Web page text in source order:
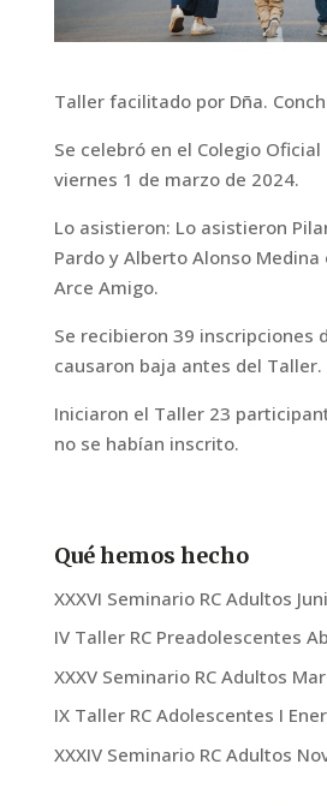
Taller facilitado por Dña.
Se celebró en el Colegio
viernes 1 de marzo de 2024.
Lo asistieron: Lo asistieron
Pardo y Alberto Alonso Medina
Arce Amigo.
Se recibieron 39 inscripciones
causaron baja antes del Taller.
Iniciaron el Taller 23
no se habían inscrito.
Qué hemos hecho
XXXVI Seminario RC Adultos
IV Taller RC Preadolescentes
XXXV Seminario RC Adultos
IX Taller RC Adolescentes I
XXXIV Seminario RC Adultos